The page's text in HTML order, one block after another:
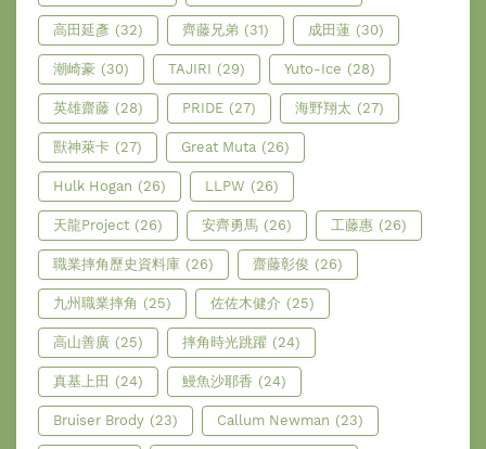
高田延彥 (32) 齊藤兄弟 (31) 成田蓮 (30)
潮崎豪 (30) TAJIRI (29) Yuto-Ice (28)
英雄齋藤 (28) PRIDE (27) 海野翔太 (27)
獸神萊卡 (27) Great Muta (26)
Hulk Hogan (26) LLPW (26)
天龍Project (26) 安齊勇馬 (26) 工藤惠 (26)
職業摔角歷史資料庫 (26) 齋藤彰俊 (26)
九州職業摔角 (25) 佐佐木健介 (25)
高山善廣 (25) 摔角時光跳躍 (24)
真基上田 (24) 鰻魚沙耶香 (24)
Bruiser Brody (23) Callum Newman (23)